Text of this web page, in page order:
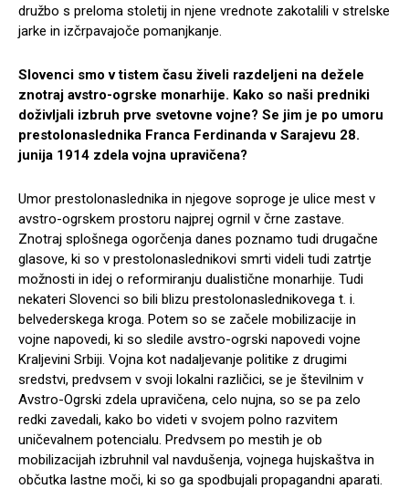
družbo s preloma stoletij in njene vrednote zakotalili v strelske
jarke in izčrpavajoče pomanjkanje.
Slovenci smo v tistem času živeli razdeljeni na dežele
znotraj avstro-ogrske monarhije. Kako so naši predniki
doživljali izbruh prve svetovne vojne? Se jim je po umoru
prestolonaslednika Franca Ferdinanda v Sarajevu 28.
junija 1914 zdela vojna upravičena?
Umor prestolonaslednika in njegove soproge je ulice mest v
avstro-ogrskem prostoru najprej ogrnil v črne zastave.
Znotraj splošnega ogorčenja danes poznamo tudi drugačne
glasove, ki so v prestolonaslednikovi smrti videli tudi zatrtje
možnosti in idej o reformiranju dualistične monarhije. Tudi
nekateri Slovenci so bili blizu prestolonaslednikovega t. i.
belvederskega kroga. Potem so se začele mobilizacije in
vojne napovedi, ki so sledile avstro-ogrski napovedi vojne
Kraljevini Srbiji. Vojna kot nadaljevanje politike z drugimi
sredstvi, predvsem v svoji lokalni različici, se je številnim v
Avstro-Ogrski zdela upravičena, celo nujna, so se pa zelo
redki zavedali, kako bo videti v svojem polno razvitem
uničevalnem potencialu. Predvsem po mestih je ob
mobilizacijah izbruhnil val navdušenja, vojnega hujskaštva in
občutka lastne moči, ki so ga spodbujali propagandni aparati.